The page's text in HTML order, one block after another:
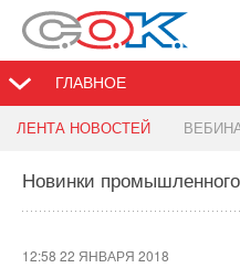
ГЛАВНОЕ
ЛЕНТА НОВОСТЕЙ
Новинки
12:58 22 ЯНВАРЯ 2018
Закрытие монтажного
11:43 22 ЯНВАРЯ 2018
ежегодное Закрытие
ЕС перейдет на
13:48 18 ЯНВАРЯ 2018